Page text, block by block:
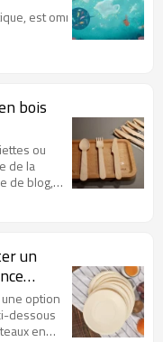
est omniprésent dans
les jouets et divers
de
bois
ou
de la
de blog,
bois
un
option
dessous
en